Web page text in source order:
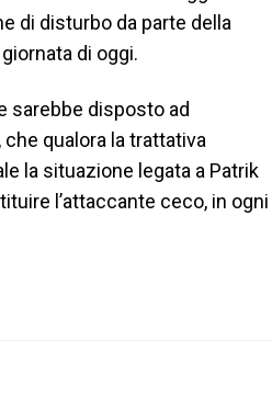
di disturbo da parte della
di oggi.
sarebbe disposto ad
qualora la trattativa
la situazione legata a Patrik
l’attaccante ceco, in ogni